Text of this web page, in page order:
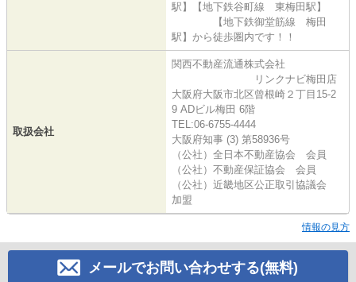
駅】【地下鉄谷町線 東梅田駅】
【地下鉄御堂筋線 梅田
駅】から徒歩圏内です！！
取扱会社
関西不動産流通株式会社
リンクナビ梅田店
大阪府大阪市北区曾根崎２丁目15-2
9 ADビル梅田 6階
TEL:06-6755-4444
大阪府知事 (3) 第58936号
（公社）全日本不動産協会 会員
（公社）不動産保証協会 会員
（公社）近畿地区公正取引協議会
加盟
情報の見方
メールでお問い合わせする(無料)